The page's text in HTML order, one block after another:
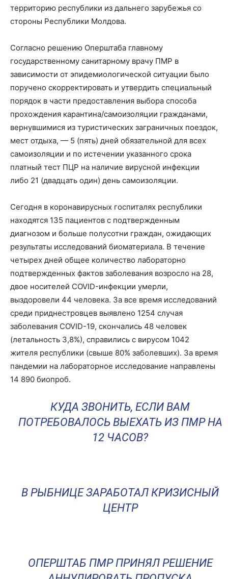
территорию республики из дальнего зарубежья со
стороны Республики Молдова.
Согласно решению Оперштаба главному
государственному санитарному врачу ПМР в
зависимости от эпидемиологической ситуации было
поручено скорректировать и утвердить специальный
порядок в части предоставления выбора способа
прохождения карантина/самоизоляции гражданами,
вернувшимися из туристических заграничных поездок,
мест отдыха, — 5 (пять) дней обязательной для всех
самоизоляции и по истечении указанного срока
платный тест ПЦР на наличие вирусной инфекции
либо 21 (двадцать один) день самоизоляции.
Сегодня в коронавирусных госпиталях республики
находятся 135 пациентов c подтвержденным
диагнозом и больше полусотни граждан, ожидающих
результаты исследований биоматериала. В течение
четырех дней общее количество лабораторно
подтвержденных фактов заболевания возросло на 28,
двое носителей COVID-инфекции умерли,
выздоровели 44 человека. За все время исследований
среди приднестровцев выявлено 1254 случая
заболевания COVID-19, скончались 48 человек
(летальность 3,8%), справились с вирусом 1042
жителя республики (свыше 80% заболевших). За время
пандемии на лабораторное исследование направлены
14 890 биопроб.
КУДА ЗВОНИТЬ, ЕСЛИ ВАМ
ПОТРЕБОВАЛОСЬ ВЫЕХАТЬ ИЗ ПМР НА
12 ЧАСОВ?
В РЫБНИЦЕ ЗАРАБОТАЛ КРИЗИСНЫЙ
ЦЕНТР
ОПЕРШТАБ ПМР ПРИНЯЛ РЕШЕНИЕ